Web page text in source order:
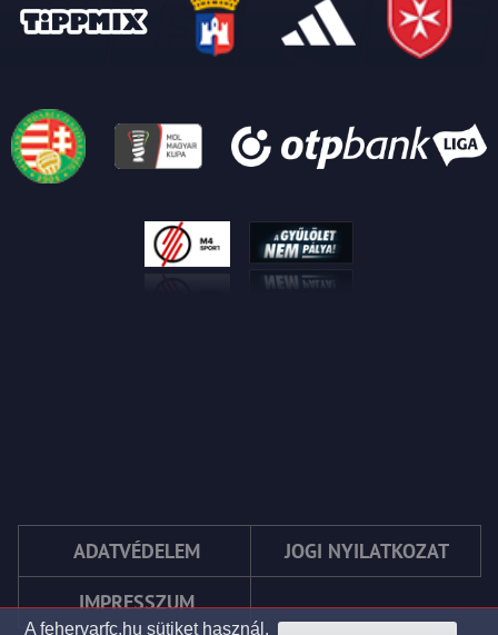
ADATVÉDELEM
JOGI NYILATKOZAT
IMPRESSZUM
A fehervarfc.hu sütiket használ.